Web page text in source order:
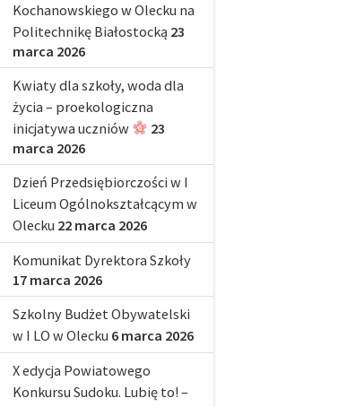
Kochanowskiego w Olecku na
Politechnikę Białostocką 23
marca 2026
Kwiaty dla szkoły, woda dla
życia – proekologiczna
inicjatywa uczniów
23
marca 2026
Dzień Przedsiębiorczości w I
Liceum Ogólnokształcącym w
Olecku 22 marca 2026
Komunikat Dyrektora Szkoły
17 marca 2026
Szkolny Budżet Obywatelski
w I LO w Olecku 6 marca 2026
X edycja Powiatowego
Konkursu Sudoku. Lubię to! –